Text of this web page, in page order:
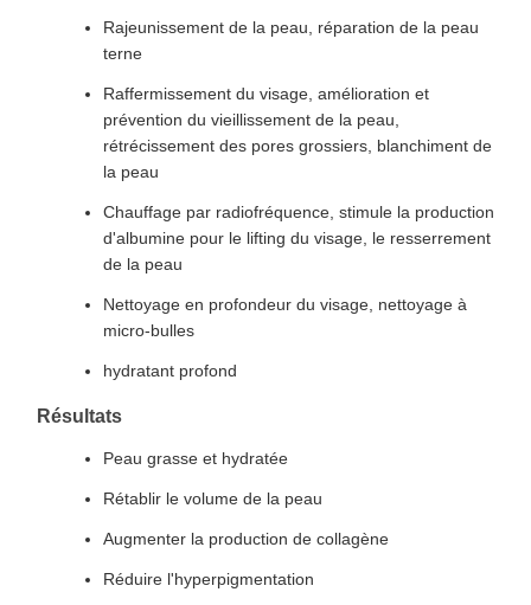
Rajeunissement de la peau, réparation de la peau
terne
Raffermissement du visage, amélioration et
prévention du vieillissement de la peau,
rétrécissement des pores grossiers, blanchiment de
la peau
Chauffage par radiofréquence, stimule la production
d'albumine pour le lifting du visage, le resserrement
de la peau
Nettoyage en profondeur du visage, nettoyage à
micro-bulles
hydratant profond
Résultats
Peau grasse et hydratée
Rétablir le volume de la peau
Augmenter la production de collagène
Réduire l'hyperpigmentation